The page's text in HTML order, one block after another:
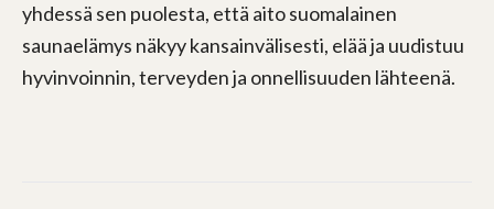
yhdessä sen puolesta, että aito suomalainen
saunaelämys näkyy kansainvälisesti, elää ja uudistuu
hyvinvoinnin, terveyden ja onnellisuuden lähteenä.